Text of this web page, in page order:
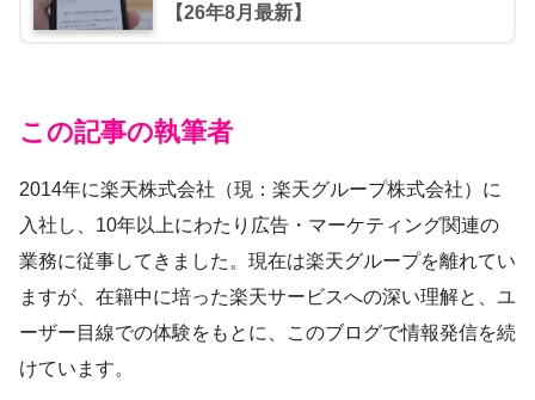
【26年8月最新】
この記事の執筆者
2014年に楽天株式会社（現：楽天グループ株式会社）に
入社し、10年以上にわたり広告・マーケティング関連の
業務に従事してきました。現在は楽天グループを離れてい
ますが、在籍中に培った楽天サービスへの深い理解と、ユ
ーザー目線での体験をもとに、このブログで情報発信を続
けています。